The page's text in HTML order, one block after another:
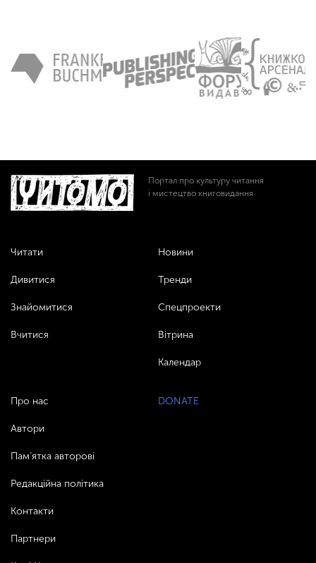
Портал про культуру читання
і мистецтво книговидання
Читати
Дивитися
Знайомитися
Вчитися
Новини
Тренди
Спецпроекти
Вітрина
Календар
Про нас
Автори
Пам’ятка авторові
Редакційна політика
Контакти
Партнери
DONATE